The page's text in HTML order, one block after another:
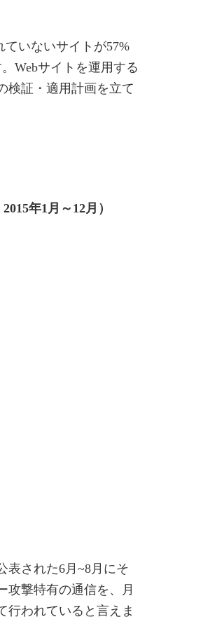
ていないサイトが57%
Webサイトを運用する
検証・適用計画を立て
年1月～12月）
表された6月~8月にそ
撃特有の通信を、月
行われていると言えま